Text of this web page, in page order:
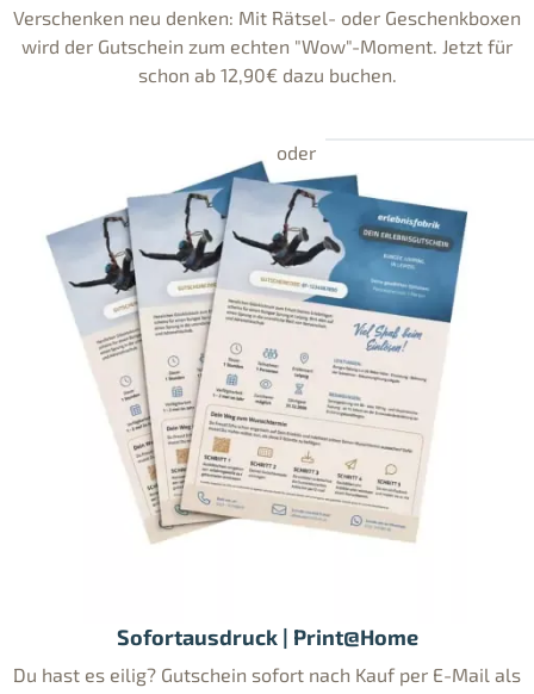
Verschenken neu denken: Mit Rätsel- oder Geschenkboxen
wird der Gutschein zum echten "Wow"-Moment. Jetzt für
schon ab 12,90€ dazu buchen.
Sofortausdruck | Print@Home
Du hast es eilig? Gutschein sofort nach Kauf per E-Mail als